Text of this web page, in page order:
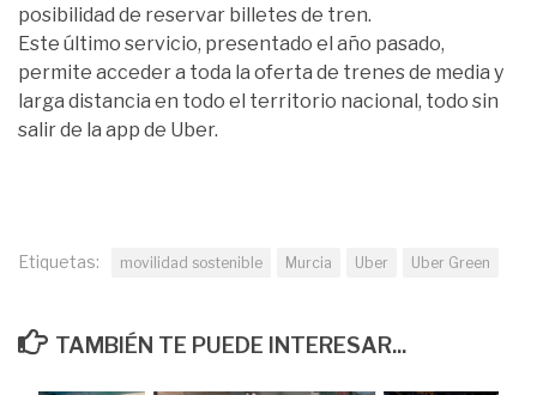
posibilidad de reservar billetes de tren.
Este último servicio, presentado el año pasado,
permite acceder a toda la oferta de trenes de media y
larga distancia en todo el territorio nacional, todo sin
salir de la app de Uber.
Etiquetas: movilidad sostenible Murcia Uber Uber Green
TAMBIÉN TE PUEDE INTERESAR...